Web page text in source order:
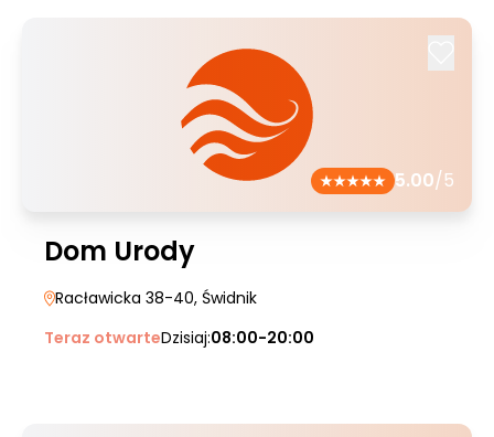
5.00/5
Dom Urody
Racławicka 38-40, Świdnik
Teraz otwarteDzisiaj:08:00-20:00